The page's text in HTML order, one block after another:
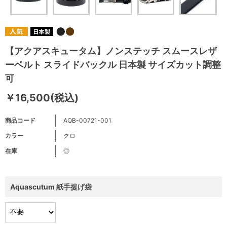
【アクアスキュータム】ノンステッチ スムースレザ
ーベルト スライドバックル 日本製 サイズカット調整
可
￥16,500(税込)
商品コード
AQB-00721-001
カラー
クロ
在庫
◎
Aquascutum 紙手提げ袋